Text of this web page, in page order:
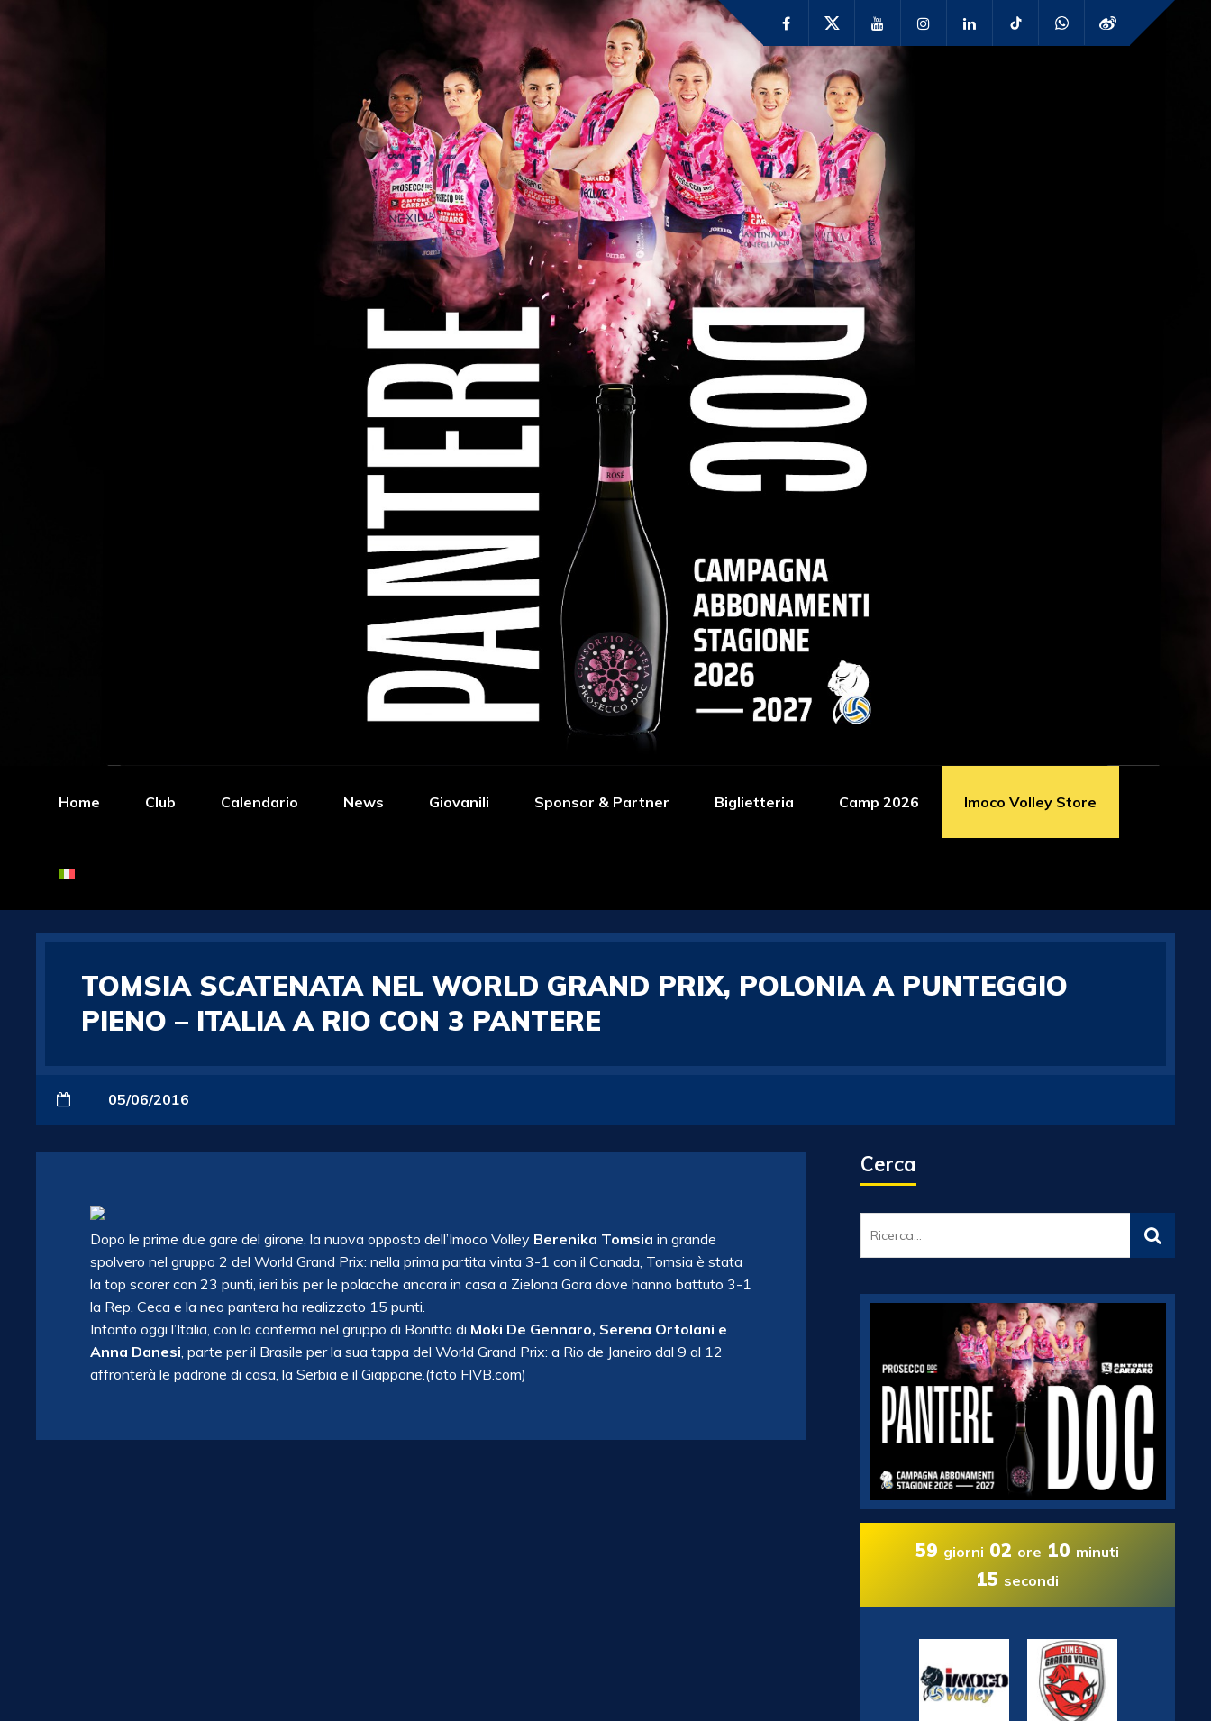
Home Club Calendario News Giovanili Sponsor & Partner Biglietteria Camp 2026 Imoco Volley Store
TOMSIA SCATENATA NEL WORLD GRAND PRIX, POLONIA A PUNTEGGIO
PIENO – ITALIA A RIO CON 3 PANTERE
05/06/2016
Dopo le prime due gare del girone, la nuova opposto dell’Imoco Volley Berenika Tomsia in grande
spolvero nel gruppo 2 del World Grand Prix: nella prima partita vinta 3-1 con il Canada, Tomsia è stata
la top scorer con 23 punti, ieri bis per le polacche ancora in casa a Zielona Gora dove hanno battuto 3-1
la Rep. Ceca e la neo pantera ha realizzato 15 punti.
Intanto oggi l’Italia, con la conferma nel gruppo di Bonitta di Moki De Gennaro, Serena Ortolani e
Anna Danesi, parte per il Brasile per la sua tappa del World Grand Prix: a Rio de Janeiro dal 9 al 12
affronterà le padrone di casa, la Serbia e il Giappone.(foto FIVB.com)
Cerca
59 giorni 02 ore 10 minuti
13 secondi